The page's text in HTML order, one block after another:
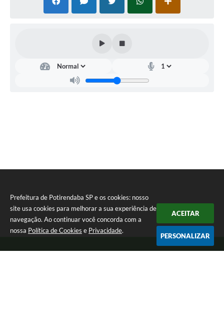
Prefeitura de Potirendaba SP e os cookies: nosso
site usa cookies para melhorar a sua experiência de
navegação. Ao continuar você concorda com a
nossa Política de Cookies e Privacidade.
ACEITAR
PERSONALIZAR